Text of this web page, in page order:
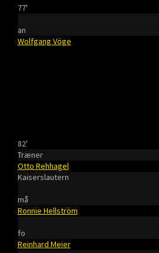
77'
an
Wolfgang Vöge
82'
Træner
Otto Rehhagel
Kaiserslautern
må
Ronnie Hellström
fo
Reinhard Meier